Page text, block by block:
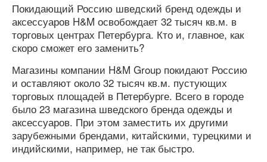
Покидающий Россию шведский бренд одежды и
аксессуаров H&M освобождает 32 тысяч кв.м. в
торговых центрах Петербурга. Кто и, главное, как
скоро сможет его заменить?
Магазины компании H&M Group покидают Россию
и оставляют около 32 тысяч кв.м. пустующих
торговых площадей в Петербурге. Всего в городе
было 23 магазина шведского бренда одежды и
аксессуаров. При этом заместить их другими
зарубежными брендами, китайскими, турецкими и
индийскими, например, не так быстро.